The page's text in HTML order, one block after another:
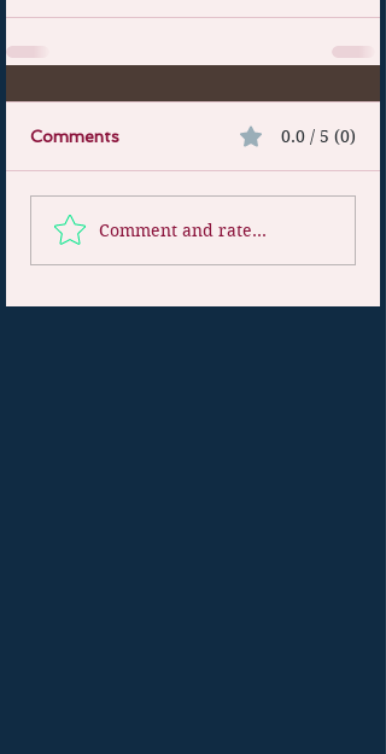
Comments 0.0 / 5 (0)
Comment and rate...